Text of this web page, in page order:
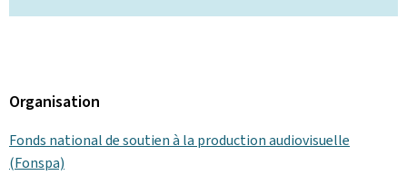
Organisation
Fonds national de soutien à la production audiovisuelle
(Fonspa)